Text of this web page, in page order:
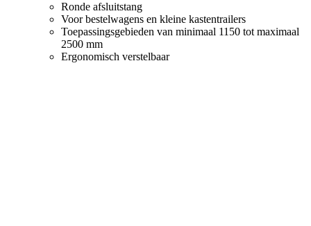
Ronde afsluitstang
Voor bestelwagens en kleine kastentrailers
Toepassingsgebieden van minimaal 1150 tot maximaal
2500 mm
Ergonomisch verstelbaar